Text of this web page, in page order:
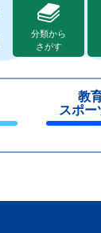
分類から
さがす
教
スポー
じ